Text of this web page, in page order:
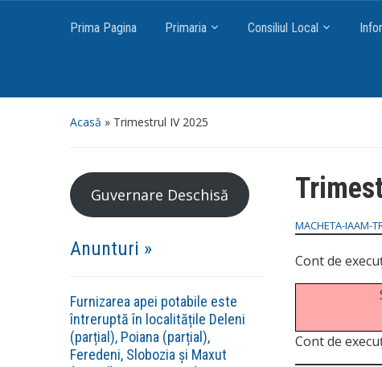
Prima Pagina Primaria Consiliul Local
Acasă » Trimestrul IV 2025
Guvernare Deschisă
Anunturi »
Furnizarea apei potabile este
întreruptă în localitățile Deleni
(parțial), Poiana (parțial),
Feredeni, Slobozia și Maxut
MACHETA-IAAM-
Cont de
Cont de